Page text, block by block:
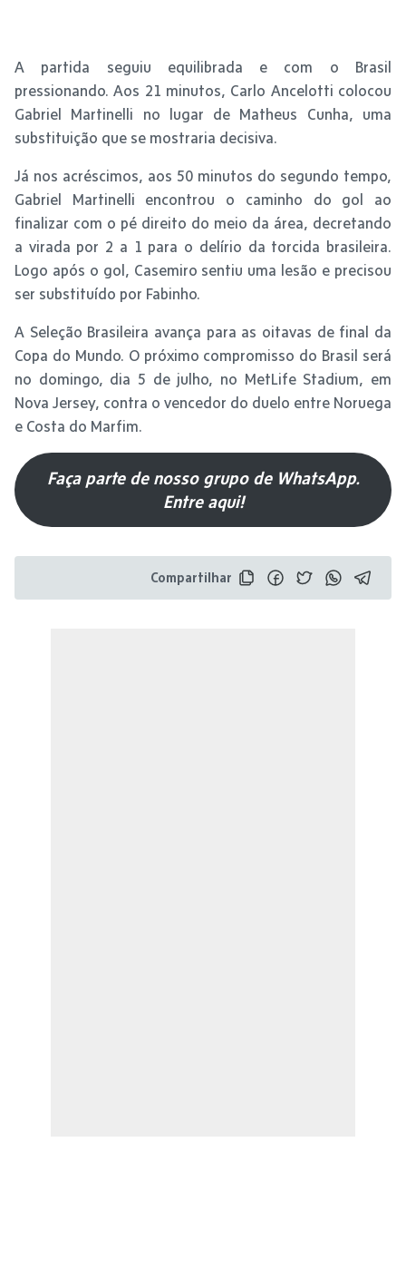
A partida seguiu equilibrada e com o Brasil
pressionando. Aos 21 minutos, Carlo Ancelotti colocou
Gabriel Martinelli no lugar de Matheus Cunha, uma
substituição que se mostraria decisiva.
Já nos acréscimos, aos 50 minutos do segundo tempo,
Gabriel Martinelli encontrou o caminho do gol ao
finalizar com o pé direito do meio da área, decretando
a virada por 2 a 1 para o delírio da torcida brasileira.
Logo após o gol, Casemiro sentiu uma lesão e precisou
ser substituído por Fabinho.
A Seleção Brasileira avança para as oitavas de final da
Copa do Mundo. O próximo compromisso do Brasil será
no domingo, dia 5 de julho, no MetLife Stadium, em
Nova Jersey, contra o vencedor do duelo entre Noruega
e Costa do Marfim.
Faça parte de nosso grupo de WhatsApp.
Entre aqui!
Compartilhar